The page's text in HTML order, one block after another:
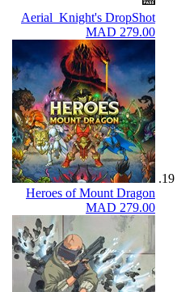
Aerial_Knight's DropShot
MAD 279.00
Heroes of Mount Dragon
MAD 279.00